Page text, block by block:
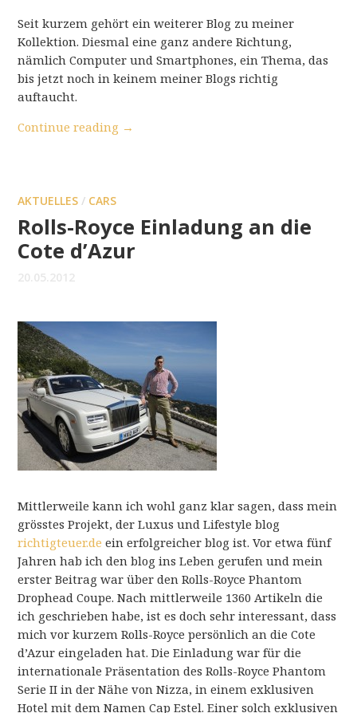
Seit kurzem gehört ein weiterer Blog zu meiner
Kollektion. Diesmal eine ganz andere Richtung,
nämlich Computer und Smartphones, ein Thema, das
bis jetzt noch in keinem meiner Blogs richtig
auftaucht.
Continue reading →
AKTUELLES / CARS
Rolls-Royce Einladung an die
Cote d’Azur
20.05.2012
Mittlerweile kann ich wohl ganz klar sagen, dass mein
grösstes Projekt, der Luxus und Lifestyle blog
richtigteuer.de ein erfolgreicher blog ist. Vor etwa fünf
Jahren hab ich den blog ins Leben gerufen und mein
erster Beitrag war über den Rolls-Royce Phantom
Drophead Coupe. Nach mittlerweile 1360 Artikeln die
ich geschrieben habe, ist es doch sehr interessant, dass
mich vor kurzem Rolls-Royce persönlich an die Cote
d’Azur eingeladen hat. Die Einladung war für die
internationale Präsentation des Rolls-Royce Phantom
Serie II in der Nähe von Nizza, in einem exklusiven
Hotel mit dem Namen Cap Estel. Einer solch exklusiven